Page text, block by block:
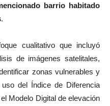
barrio habitado
.
cualitativo que incluyó
de imágenes satelitales,
zonas vulnerables y
del Índice de Diferencia
Modelo Digital de elevación